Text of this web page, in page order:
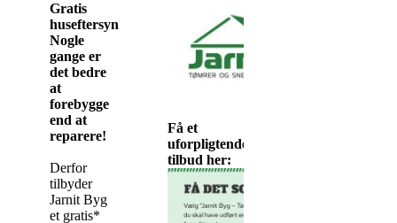
Gratis
huseftersyn
Nogle
gange er
det bedre
at
forebygge
end at
reparere!
Derfor
tilbyder
Jarnit Byg
et gratis*
Få et
uforpligtende
tilbud her: